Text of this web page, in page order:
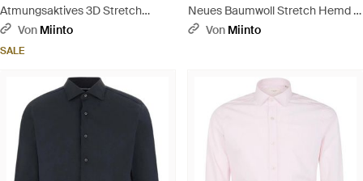
Atmungsaktives 3D Stretch
Overshirt - Blau
Von Miinto
SALE
Neues Baumwoll Stretch Hemd -
BlauVon Miinto